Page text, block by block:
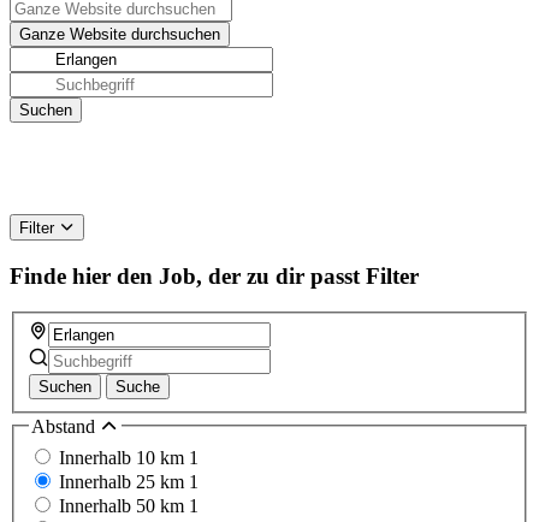
Filter
Finde hier den Job, der zu dir passt Filter
Suchen Suche
Abstand
Innerhalb 10 km 1
Innerhalb 25 km 1
Innerhalb 50 km 1